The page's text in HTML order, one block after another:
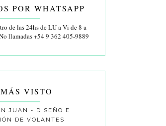
POR WHATSAPP
de las 24hs de LU a Vi de 8 a
llamadas +54 9 362 405-9889
VISTO
JUAN - DISEÑO E
DE VOLANTES